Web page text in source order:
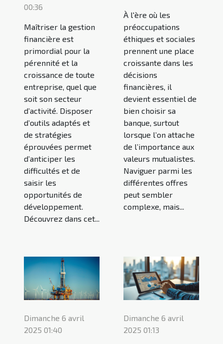
00:36
Maîtriser la gestion
financière est
primordial pour la
pérennité et la
croissance de toute
entreprise, quel que
soit son secteur
d’activité. Disposer
d’outils adaptés et
de stratégies
éprouvées permet
d’anticiper les
difficultés et de
saisir les
opportunités de
développement.
Découvrez dans cet...
À l'ère où les
préoccupations
éthiques et sociales
prennent une place
croissante dans les
décisions
financières, il
devient essentiel de
bien choisir sa
banque, surtout
lorsque l’on attache
de l’importance aux
valeurs mutualistes.
Naviguer parmi les
différentes offres
peut sembler
complexe, mais...
Dimanche 6 avril
2025 01:40
Dimanche 6 avril
2025 01:13